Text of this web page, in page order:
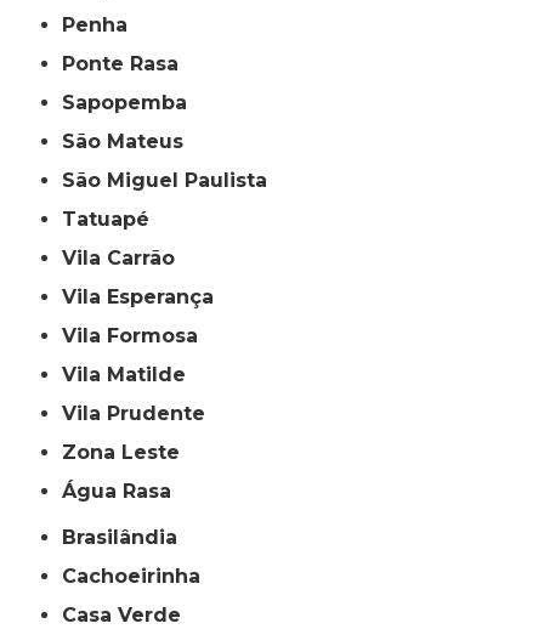
Penha
Ponte Rasa
Sapopemba
São Mateus
São Miguel Paulista
Tatuapé
Vila Carrão
Vila Esperança
Vila Formosa
Vila Matilde
Vila Prudente
Zona Leste
Água Rasa
Brasilândia
Cachoeirinha
Casa Verde